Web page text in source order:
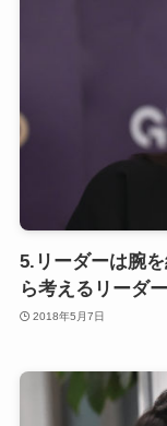
5.リーダーは腕
ら考えるリーダ
2018年5月7日